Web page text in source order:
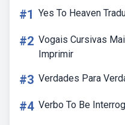
#1 Yes To Heaven
#2 Vogais Cursivas
Imprimir
#3 Verdades Para
#4 Verbo To Be